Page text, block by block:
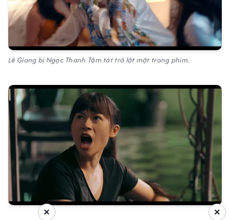
Lê Giang bị Ngọc Thanh Tâm tát trả lật mặt trong phim.
×
×